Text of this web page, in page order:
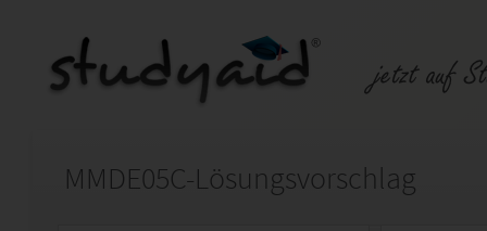
MMDE05C-Lösungsvorschlag